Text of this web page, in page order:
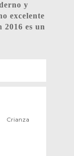
y
excelente
es un
Crianza